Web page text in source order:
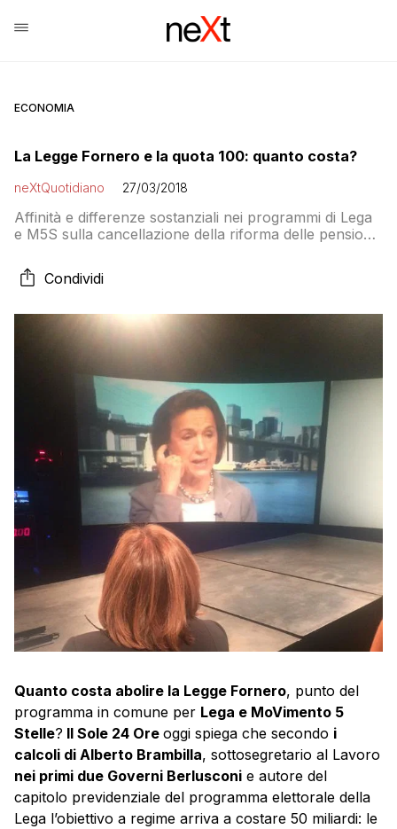
ECONOMIA
La Legge Fornero e la quota 100: quanto costa?
neXtQuotidiano 27/03/2018
Affinità e differenze sostanziali nei programmi di Lega
e M5S sulla cancellazione della riforma delle pensioni
Condividi
Quanto costa abolire la Legge Fornero, punto del
programma in comune per Lega e MoVimento 5
Stelle? Il Sole 24 Ore oggi spiega che secondo i
calcoli di Alberto Brambilla, sottosegretario al Lavoro
nei primi due Governi Berlusconi e autore del
capitolo previdenziale del programma elettorale della
Lega l’obiettivo a regime arriva a costare 50 miliardi: le